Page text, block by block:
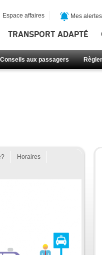
TRANSPORT ADAPTÉ
Conseils aux passagers
Espace affaires Mes alertes
Horaires